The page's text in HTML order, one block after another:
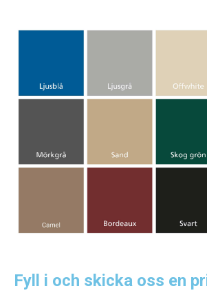
Fyll i och skicka oss en